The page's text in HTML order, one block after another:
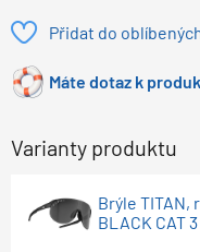
Přidat do
Máte dotaz k
Varianty produktu
Brýle TITAN,
BLACK CAT 3